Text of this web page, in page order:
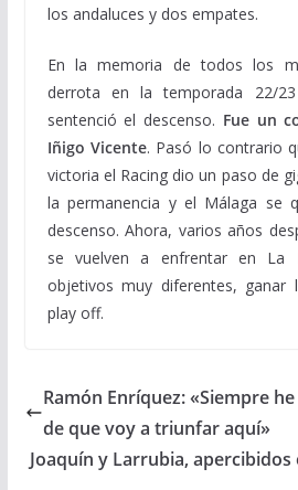
los andaluces y dos empates.
En la memoria de todos los
derrota en la temporada 22/
sentenció el descenso. Fue un
Iñigo Vicente. Pasó lo contrario
victoria el Racing dio un paso de
la permanencia y el Málaga se
descenso. Ahora, varios años
se vuelven a enfrentar en La
objetivos muy diferentes, ganar
play off.
Ramón Enríquez: «Siempre
de que voy a triunfar aquí»
Joaquín y Larrubia,